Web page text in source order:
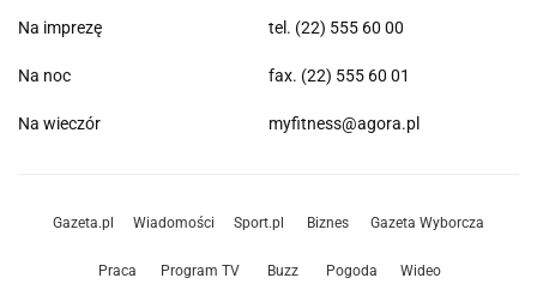
Na imprezę
Na noc
Na wieczór
tel. (22) 555 60 00
fax. (22) 555 60 01
myfitness@agora.pl
Gazeta.pl Wiadomości Sport.pl Biznes Gazeta Wyborcza
Praca Program TV Buzz Pogoda Wideo